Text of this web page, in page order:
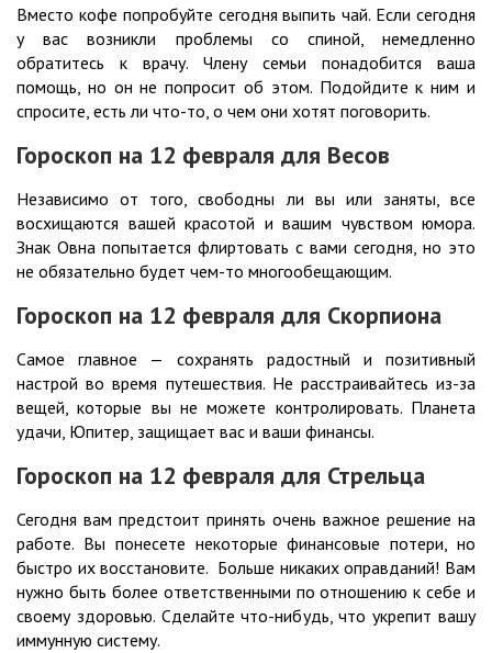
Вместо кофе попробуйте сегодня выпить чай. Если сегодня
у вас возникли проблемы со спиной, немедленно
обратитесь к врачу. Члену семьи понадобится ваша
помощь, но он не попросит об этом. Подойдите к ним и
спросите, есть ли что-то, о чем они хотят поговорить.
Гороскоп на 12 февраля для Весов
Независимо от того, свободны ли вы или заняты, все
восхищаются вашей красотой и вашим чувством юмора.
Знак Овна попытается флиртовать с вами сегодня, но это
не обязательно будет чем-то многообещающим.
Гороскоп на 12 февраля для Скорпиона
Самое главное — сохранять радостный и позитивный
настрой во время путешествия. Не расстраивайтесь из-за
вещей, которые вы не можете контролировать. Планета
удачи, Юпитер, защищает вас и ваши финансы.
Гороскоп на 12 февраля для Стрельца
Сегодня вам предстоит принять очень важное решение на
работе. Вы понесете некоторые финансовые потери, но
быстро их восстановите. Больше никаких оправданий! Вам
нужно быть более ответственными по отношению к себе и
своему здоровью. Сделайте что-нибудь, что укрепит вашу
иммунную систему.